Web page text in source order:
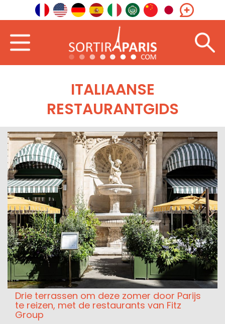
ITALIAANSE
RESTAURANTGIDS
Drie terrassen om deze zomer door Parijs
te reizen, met de restaurants van Fitz
Group